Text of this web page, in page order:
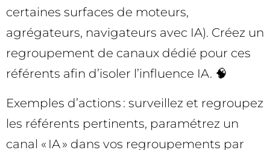
certaines surfaces de moteurs,
agrégateurs, navigateurs avec IA). Créez un
regroupement de canaux dédié pour ces
référents afin d’isoler l’influence IA. 🧠
Exemples d’actions : surveillez et regroupez
les référents pertinents, paramétrez un
canal « IA » dans vos regroupements par